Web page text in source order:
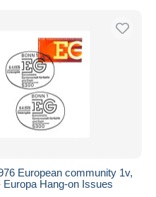
European community 1v,
Hang-on Issues